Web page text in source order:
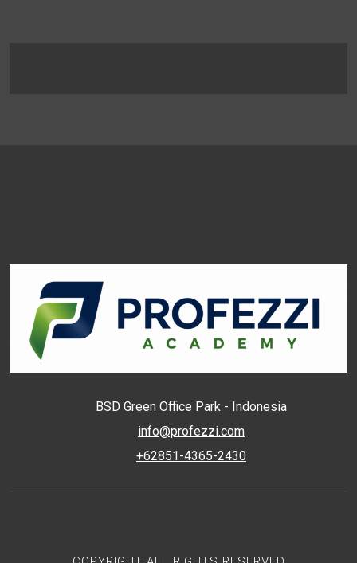
BSD Green Office Park - Indonesia
info@profezzi.com
+62851-4365-2430